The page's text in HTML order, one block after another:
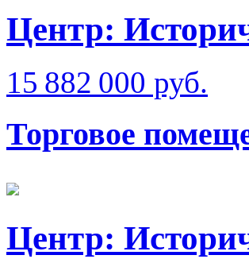
Центр:
15 882 000 руб.
Торговое
Центр: